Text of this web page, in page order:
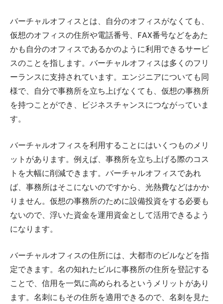
バーチャルオフィスとは、自分のオフィスがなくても、
仮想のオフィスの住所や電話番号、FAX番号などをあた
かも自分のオフィスであるかのように利用できるサービ
スのことを指します。バーチャルオフィスは多くのフリ
ーランスに支持されています。エンジニアについても同
様で、自分で事務所を立ち上げなくても、仮想の事務所
を持つことができ、ビジネスチャンスにつながっていま
す。
バーチャルオフィスを利用することにはいくつものメリ
ットがあります。例えば、事務所を立ち上げる際のコス
トを大幅に削減できます。バーチャルオフィスであれ
ば、事務所はそこにないのですから、光熱費などはかか
りません。仮想の事務所のために設備投資をする必要も
ないので、浮いた資金を運用資金として活用できるよう
になります。
バーチャルオフィスの住所には、大都市のビルなどを指
定できます。名の知れたビルに事務所の住所を登記する
ことで、信用を一気に高められるというメリットがあり
ます。名刺にもその住所を適用できるので、名刺を見た